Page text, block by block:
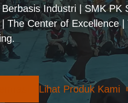
Industri | SMK PK
The Center of Excellence |
Lihat Produk Kami